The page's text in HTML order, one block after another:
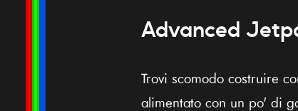
Advanced
Trovi scomodo costruire
alimentato con un po' di